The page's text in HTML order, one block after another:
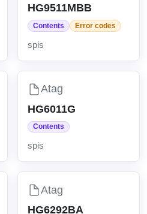
HG9511MBB
Contents Error codes
spis
Atag
HG6011G
Contents
spis
Atag
HG6292BA